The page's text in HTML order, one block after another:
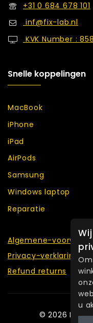
+31 0 684 678 101
inf@fix-lab.nl
KVK Number :
Snelle koppelingen
MacBook
iPhone
iPad
AirPods
Samsung
Windows laptop
Reparatie
Algemene-
Privacy-verklaring
Refund returns
© 2026
u